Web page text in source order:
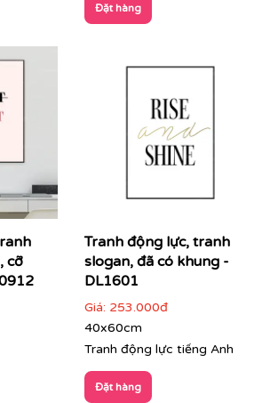
động lực do Printek sản xuất
Đặt hàng
cỡ
Tranh động lực, tranh
slogan, đã có khung -
DL1601
Giá: 253.000đ
40x60cm
Tranh động lực tiếng Anh
Đặt hàng